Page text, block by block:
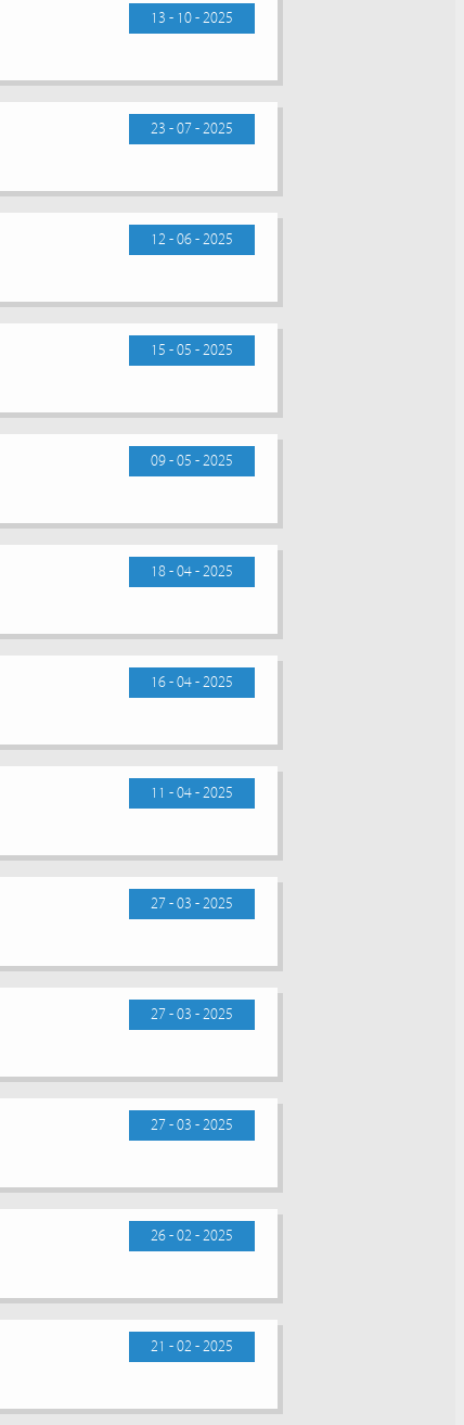
13 - 10 - 2025
23 - 07 - 2025
12 - 06 - 2025
15 - 05 - 2025
09 - 05 - 2025
18 - 04 - 2025
16 - 04 - 2025
11 - 04 - 2025
27 - 03 - 2025
27 - 03 - 2025
27 - 03 - 2025
26 - 02 - 2025
21 - 02 - 2025